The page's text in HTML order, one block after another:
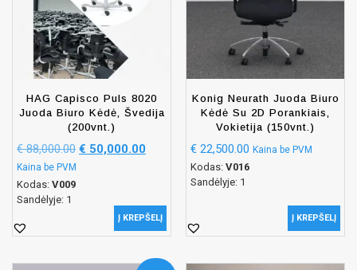
HAG Capisco Puls 8020
Juoda Biuro Kėdė, Švedija
(200vnt.)
€88,000.00 € 50,000.00
Kaina be PVM
Kodas: V009
Sandėlyje: 1
Į KREPŠELĮ
Konig Neurath Juoda Biuro
Kėdė Su 2D Porankiais,
Vokietija (150vnt.)
€ 22,500.00 Kaina be PVM
Kodas: V016
Sandėlyje: 1
Į KREPŠELĮ